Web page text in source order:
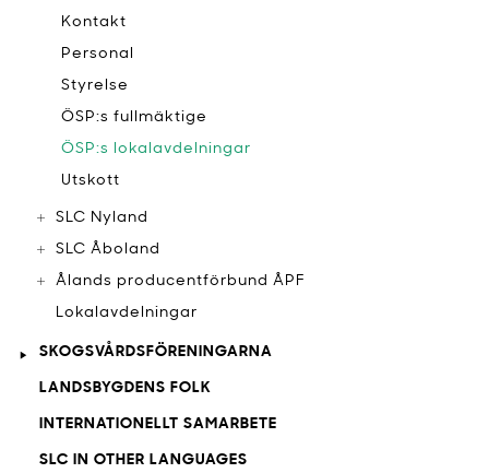
Kontakt
Personal
Styrelse
ÖSP:s fullmäktige
ÖSP:s lokalavdelningar
Utskott
SLC Nyland
SLC Åboland
Ålands producentförbund ÅPF
Lokalavdelningar
SKOGSVÅRDSFÖRENINGARNA
LANDSBYGDENS FOLK
INTERNATIONELLT SAMARBETE
SLC IN OTHER LANGUAGES